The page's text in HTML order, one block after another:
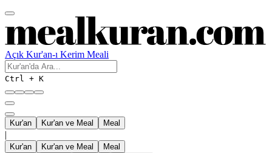
Açık Kur'an-ı Kerim Meali
Ctrl + K
Kur'an Kur'an ve Meal Meal
|
Kur'an Kur'an ve Meal
Meal